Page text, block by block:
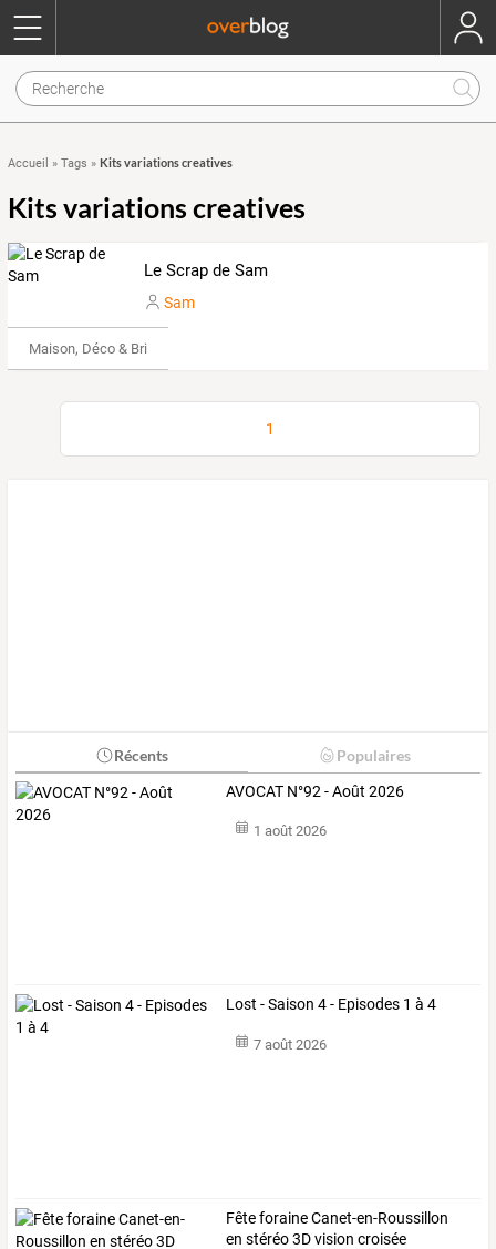
Accueil » Tags » Kits variations creatives
Kits variations creatives
Le Scrap de Sam
Sam
Maison, Déco & Bricolage
1
Récents Populaires
AVOCAT N°92 - Août 2026
1 août 2026
Lost - Saison 4 - Episodes 1 à 4
7 août 2026
Fête foraine Canet-en-Roussillon
en stéréo 3D vision croisée